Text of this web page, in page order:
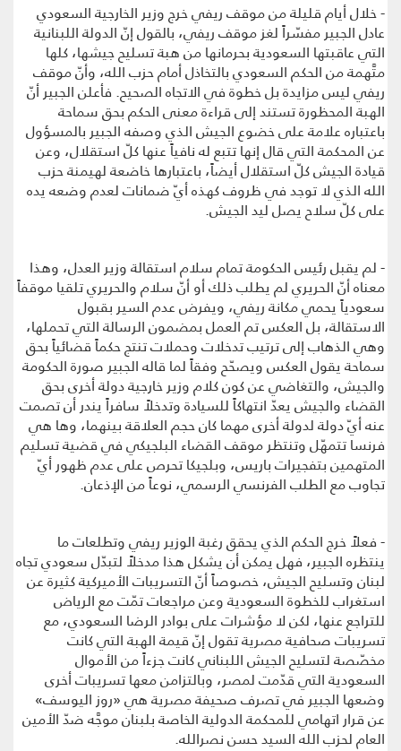
- خلال أيام قليلة من موقف ريفي خرج وزير الخارجية السعودي
عادل الجبير مفسّراً لغز موقف ريفي، بالقول إنّ الدولة اللبنانية
التي عاقبتها السعودية بحرمانها من هبة تسليح جيشها، كلها
متَّهمة من الحكم السعودي بالتخاذل أمام حزب الله، وأنّ موقف
ريفي ليس مزايدة بل خطوة في الاتجاه الصحيح. فأعلن الجبير أنّ
الهبة المحظورة تستند إلى قراءة معنى الحكم بحق سماحة
باعتباره علامة على خضوع الجيش الذي وصفه الجبير بالمسؤول
عن المحكمة التي قال إنها تتبع له نافياً عنها كلّ استقلال، وعن
قيادة الجيش كلّ استقلال أيضاً، باعتبارها خاضعة لهيمنة حزب
الله الذي لا توجد في ظروف كهذه أيّ ضمانات لعدم وضعه يده
على كلّ سلاح يصل ليد الجيش.
- لم يقبل رئيس الحكومة تمام سلام استقالة وزير العدل، وهذا
معناه أنّ الحريري لم يطلب ذلك أو أنّ سلام والحريري تلقيا موقفاً
سعودياً يحمي مكانة ريفي، ويفرض عدم السير بقبول
الاستقالة، بل العكس تم العمل بمضمون الرسالة التي تحملها،
وهي الذهاب إلى ترتيب تدخلات وحملات تنتج حكماً قضائياً بحق
سماحة يقول العكس ويصحّح وفقاً لما قاله الجبير صورة الحكومة
والجيش، والتغاضي عن كون كلام وزير خارجية دولة أخرى بحق
القضاء والجيش يعدّ انتهاكاً للسيادة وتدخلاً سافراً يندر أن تصمت
عنه أيّ دولة لدولة أخرى مهما كان حجم العلاقة بينهما، وها هي
فرنسا تتمهّل وتنتظر موقف القضاء البلجيكي في قضية تسليم
المتهمين بتفجيرات باريس، وبلجيكا تحرص على عدم ظهور أيّ
تجاوب مع الطلب الفرنسي الرسمي، نوعاً من الإذعان.
- فعلاً خرج الحكم الذي يحقق رغبة الوزير ريفي وتطلعات ما
ينتظره الجبير، فهل يمكن أن يشكل هذا مدخلاً لتبدّل سعودي تجاه
لبنان وتسليح الجيش، خصوصاً أنّ التسريبات الأميركية كثيرة عن
استغراب للخطوة السعودية وعن مراجعات تمّت مع الرياض
للتراجع عنها، لكن لا مؤشرات على بوادر الرضا السعودي، مع
تسريبات صحافية مصرية تقول إنّ قيمة الهبة التي كانت
مخصّصة لتسليح الجيش اللبناني كانت جزءاً من الأموال
السعودية التي قدّمت لمصر، وبالتزامن معها تسريبات أخرى
وضعها الجبير في تصرف صحيفة مصرية هي «روز اليوسف»
عن قرار اتهامي للمحكمة الدولية الخاصة بلبنان موجَّه ضدّ الأمين
العام لحزب الله السيد حسن نصرالله.